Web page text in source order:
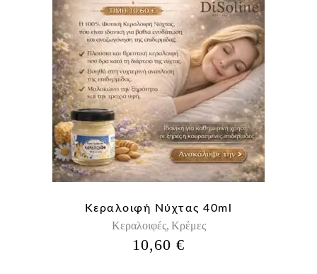
Κεραλοιφή Νύχτας 40ml
Κεραλοιφές, Κρέμες
10,60€